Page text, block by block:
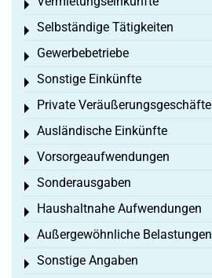
Toggle menu
Selbständige Tätigkeiten
Toggle menu
Gewerbebetriebe
Toggle menu
Sonstige Einkünfte
Toggle menu
Private Veräußerungsgeschäfte
Toggle menu
Ausländische Einkünfte
Toggle menu
Vorsorgeaufwendungen
Toggle menu
Sonderausgaben
Toggle menu
Haushaltnahe Aufwendungen
Toggle menu
Außergewöhnliche Belastungen
Toggle menu
Sonstige Angaben
Toggle menu